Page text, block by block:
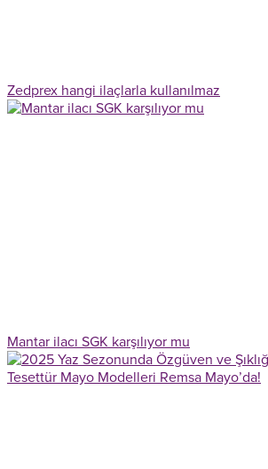
Zedprex hangi ilaçlarla kullanılmaz
Mantar ilacı SGK karşılıyor mu